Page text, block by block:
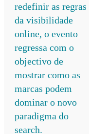
redefinir as regras
da visibilidade
online, o evento
regressa com o
objectivo de
mostrar como as
marcas podem
dominar o novo
paradigma do
search.